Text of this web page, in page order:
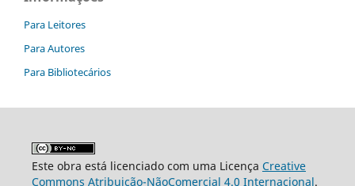
Para Leitores
Para Autores
Para Bibliotecários
Este obra está licenciado com uma Licença Creative
Commons Atribuição-NãoComercial 4.0 Internacional.